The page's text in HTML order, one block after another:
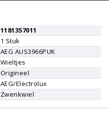
1181357011
1 Stuk
AEG AUS3966PUK
Wieltjes
Origineel
AEG/Electrolux
Zwenkwiel